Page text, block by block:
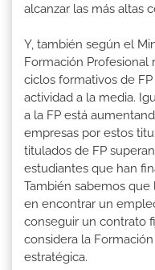
alcanzar las más altas
Y, también según el
Formación Profesional
ciclos formativos de
actividad a la media.
a la FP está
empresas por estos
titulados de FP
estudiantes que han
También sabemos
en encontrar un
conseguir un contrato
considera la
estratégica.